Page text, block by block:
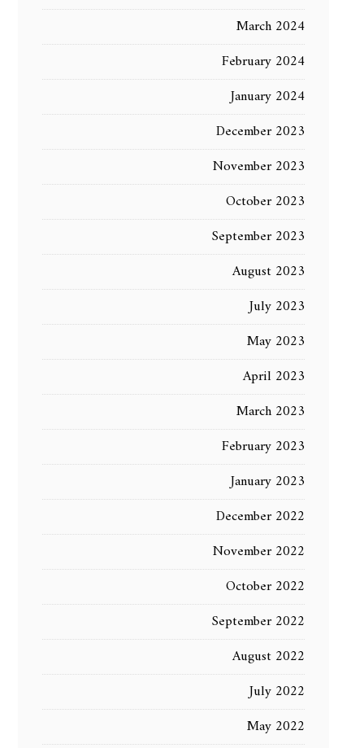
March 2024
February 2024
January 2024
December 2023
November 2023
October 2023
September 2023
August 2023
July 2023
May 2023
April 2023
March 2023
February 2023
January 2023
December 2022
November 2022
October 2022
September 2022
August 2022
July 2022
May 2022